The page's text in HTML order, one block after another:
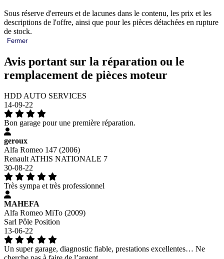
Sous réserve d'erreurs et de lacunes dans le contenu, les prix et les
descriptions de l'offre, ainsi que pour les pièces détachées en rupture
de stock.
Fermer
Avis portant sur la réparation ou le
remplacement de pièces moteur
HDD AUTO SERVICES
14-09-22
Bon garage pour une première réparation.
geroux
Alfa Romeo 147 (2006)
Renault ATHIS NATIONALE 7
30-08-22
Très sympa et très professionnel
MAHEFA
Alfa Romeo MiTo (2009)
Sarl Pôle Position
13-06-22
Un super garage, diagnostic fiable, prestations excellentes… Ne